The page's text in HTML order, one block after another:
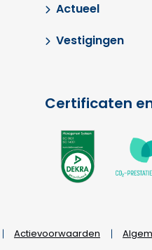
Actueel
Vestigingen
Certificaten
naar
externe
link
Actievoorwaarden